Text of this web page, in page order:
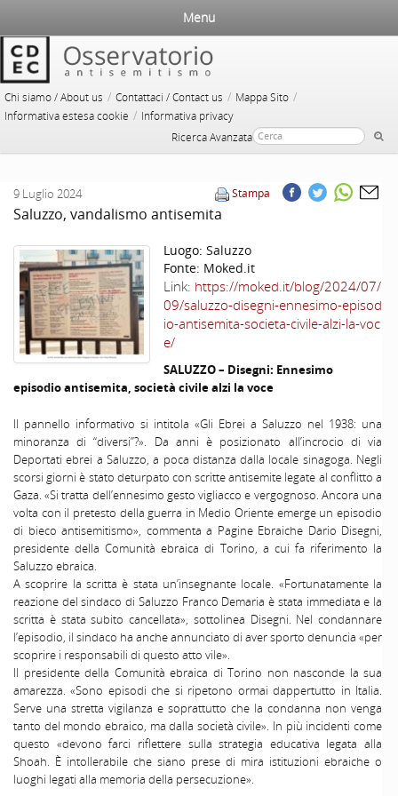
Chi siamo / About us / Contattaci / Contact us / Mappa Sito /
Informativa estesa cookie / Informativa privacy
Ricerca Avanzata
Menu
Stampa
9 Luglio 2024
Saluzzo, vandalismo antisemita
Luogo: Saluzzo
Fonte: Moked.it
Link: https://moked.it/blog/2024/07/
09/saluzzo-disegni-ennesimo-episod
io-antisemita-societa-civile-alzi-la-voc
e/
SALUZZO – Disegni: Ennesimo
episodio antisemita, società civile alzi la voce
Il pannello informativo si intitola «Gli Ebrei a Saluzzo nel 1938: una
minoranza di “diversi”?». Da anni è posizionato all’incrocio di via
Deportati ebrei a Saluzzo, a poca distanza dalla locale sinagoga. Negli
scorsi giorni è stato deturpato con scritte antisemite legate al conflitto a
Gaza. «Si tratta dell’ennesimo gesto vigliacco e vergognoso. Ancora una
volta con il pretesto della guerra in Medio Oriente emerge un episodio
di bieco antisemitismo», commenta a Pagine Ebraiche Dario Disegni,
presidente della Comunità ebraica di Torino, a cui fa riferimento la
Saluzzo ebraica.
A scoprire la scritta è stata un’insegnante locale. «Fortunatamente la
reazione del sindaco di Saluzzo Franco Demaria è stata immediata e la
scritta è stata subito cancellata», sottolinea Disegni. Nel condannare
l’episodio, il sindaco ha anche annunciato di aver sporto denuncia «per
scoprire i responsabili di questo atto vile».
Il presidente della Comunità ebraica di Torino non nasconde la sua
amarezza. «Sono episodi che si ripetono ormai dappertutto in Italia.
Serve una stretta vigilanza e soprattutto che la condanna non venga
tanto del mondo ebraico, ma dalla società civile». In più incidenti come
questo «devono farci riflettere sulla strategia educativa legata alla
Shoah. È intollerabile che siano prese di mira istituzioni ebraiche o
luoghi legati alla memoria della persecuzione».